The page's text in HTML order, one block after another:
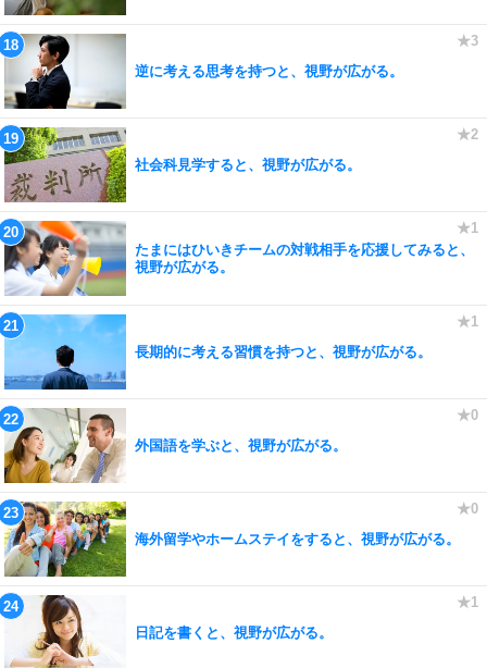
逆に考える思考を持つと、視野が広がる。
社会科見学すると、視野が広がる。
たまにはひいきチームの対戦相手を応援してみると、
視野が広がる。
長期的に考える習慣を持つと、視野が広がる。
外国語を学ぶと、視野が広がる。
海外留学やホームステイをすると、視野が広がる。
日記を書くと、視野が広がる。